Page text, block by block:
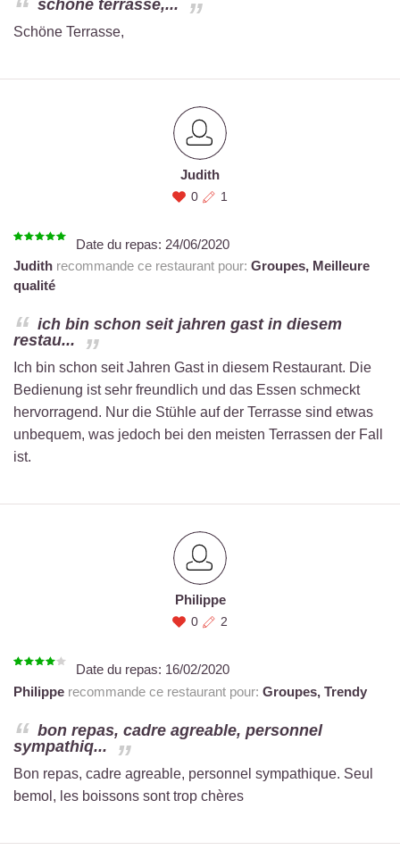
schöne terrasse,...
Schöne Terrasse,
Judith
0 1
Date du repas: 24/06/2020
Judith recommande ce restaurant pour: Groupes, Meilleure
qualité
ich bin schon seit jahren gast in diesem
restau...
Ich bin schon seit Jahren Gast in diesem Restaurant. Die
Bedienung ist sehr freundlich und das Essen schmeckt
hervorragend. Nur die Stühle auf der Terrasse sind etwas
unbequem, was jedoch bei den meisten Terrassen der Fall
ist.
Philippe
0 2
Date du repas: 16/02/2020
Philippe recommande ce restaurant pour: Groupes, Trendy
bon repas, cadre agreable, personnel
sympathiq...
Bon repas, cadre agreable, personnel sympathique. Seul
bemol, les boissons sont trop chères